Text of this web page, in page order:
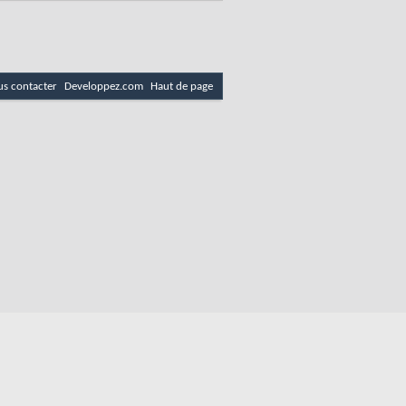
contacter Developpez.com Haut de page